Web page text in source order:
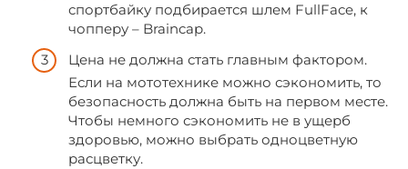
спортбайку подбирается шлем FullFace, к
чопперу – Braincap.
Цена не должна стать главным фактором.
Если на мототехнике можно сэкономить, то
безопасность должна быть на первом месте.
Чтобы немного сэкономить не в ущерб
здоровью, можно выбрать одноцветную
расцветку.